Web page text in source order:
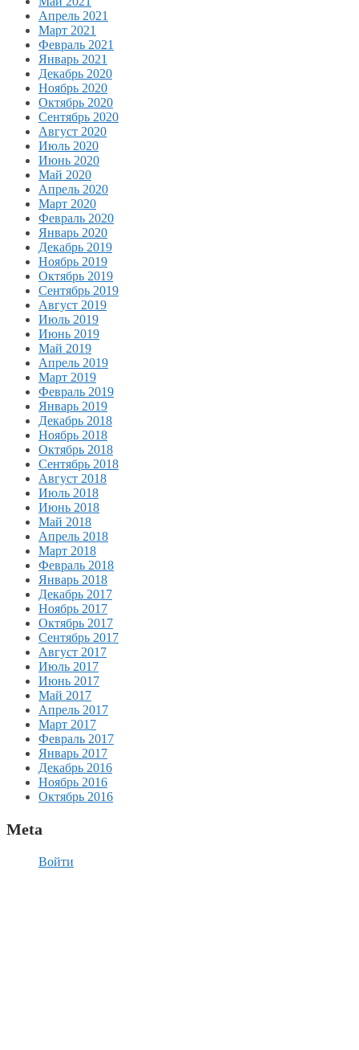
Апрель 2021
Март 2021
Февраль 2021
Январь 2021
Декабрь 2020
Ноябрь 2020
Октябрь 2020
Сентябрь 2020
Август 2020
Июль 2020
Июнь 2020
Май 2020
Апрель 2020
Март 2020
Февраль 2020
Январь 2020
Декабрь 2019
Ноябрь 2019
Октябрь 2019
Сентябрь 2019
Август 2019
Июль 2019
Июнь 2019
Май 2019
Апрель 2019
Март 2019
Февраль 2019
Январь 2019
Декабрь 2018
Ноябрь 2018
Октябрь 2018
Сентябрь 2018
Август 2018
Июль 2018
Июнь 2018
Май 2018
Апрель 2018
Март 2018
Февраль 2018
Январь 2018
Декабрь 2017
Ноябрь 2017
Октябрь 2017
Сентябрь 2017
Август 2017
Июль 2017
Июнь 2017
Май 2017
Апрель 2017
Март 2017
Февраль 2017
Январь 2017
Декабрь 2016
Ноябрь 2016
Октябрь 2016
Meta
Войти